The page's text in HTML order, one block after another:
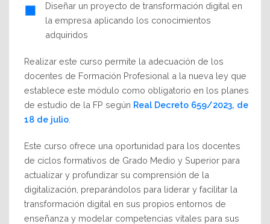
Diseñar un proyecto de transformación digital en
la empresa aplicando los conocimientos
adquiridos
Realizar este curso permite la adecuación de los
docentes de Formación Profesional a la nueva ley que
establece este módulo como obligatorio en los planes
de estudio de la FP según Real Decreto 659/2023, de
18 de julio
Este curso ofrece una oportunidad para los docentes
de ciclos formativos de Grado Medio y Superior para
actualizar y profundizar su comprensión de la
digitalización, preparándolos para liderar y facilitar la
transformación digital en sus propios entornos de
enseñanza y modelar competencias vitales para sus